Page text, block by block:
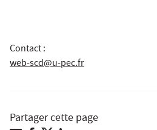
Contact :
web-scd@u-pec.fr
Partager cette page